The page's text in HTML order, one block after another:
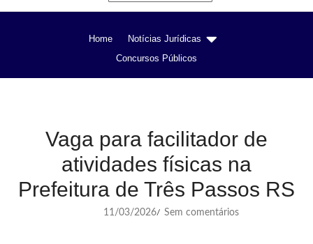
Home
Notícias Jurídicas
Concursos Públicos
Vaga para facilitador de
atividades físicas na
Prefeitura de Três Passos RS
11/03/2026/ Sem comentários